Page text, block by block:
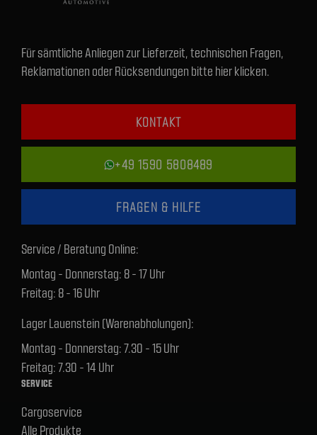
Für sämtliche Anliegen zur Lieferzeit, technischen Fragen,
Reklamationen oder Rücksendungen bitte hier klicken.
KONTAKT
+49 1590 5808489
FRAGEN & HILFE
Service / Beratung Online:
Montag - Donnerstag: 8 - 17 Uhr
Freitag: 8 - 16 Uhr
Lager Lauenstein (Warenabholungen):
Montag - Donnerstag: 7.30 - 15 Uhr
Freitag: 7.30 - 14 Uhr
SERVICE
Cargoservice
Alle Produkte